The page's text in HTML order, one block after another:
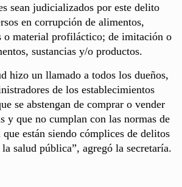
sean judicializados por este delito
en corrupción de alimentos,
o material profiláctico; de imitación o
sustancias y/o productos.
hizo un llamado a todos los dueños,
de los establecimientos
se abstengan de comprar o vender
y que no cumplan con las normas de
que están siendo cómplices de delitos
salud pública”, agregó la secretaría.